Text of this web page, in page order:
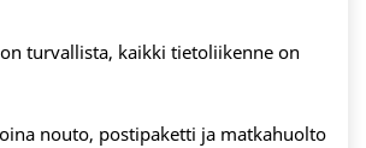
turvallista, kaikki tietoliikenne on
nouto, postipaketti ja matkahuolto